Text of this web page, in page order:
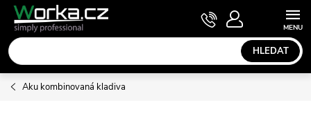
Přejít
obsah
HLEDAT
NÁKUPNÍ
KOŠÍK
Aku kombinovaná kladiva